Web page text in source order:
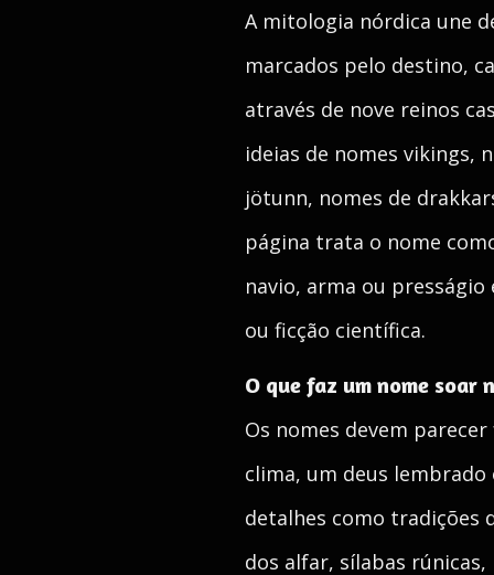
A mitologia nórdica une
marcados pelo destino,
através de nove reinos
ideias de nomes vikings,
jötunn, nomes de
página trata o nome
navio, arma ou
ou ficção científica.
O que faz um nome soar
Os nomes devem
clima, um deus
detalhes como tradições
dos alfar, sílabas